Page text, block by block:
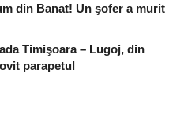
din Banat! Un şofer a murit
Timişoara – Lugoj, din
parapetul